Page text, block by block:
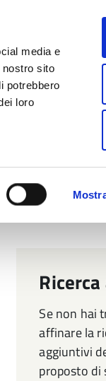
media e
sito
potrebbero
loro
cerca
Se non hai
affinare la
aggiuntivi
proposto di